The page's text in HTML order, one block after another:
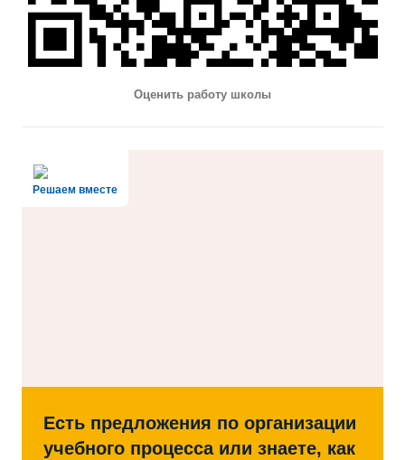
Оценить работу школы
Решаем вместе
Есть предложения по организации
учебного процесса или знаете, как